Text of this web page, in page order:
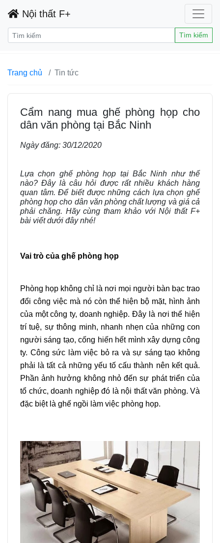
Nội thất F+
Tìm kiếm
Trang chủ Tin tức
Cẩm nang mua ghế phòng họp cho
dân văn phòng tại Bắc Ninh
Ngày đăng: 30/12/2020
Lựa chọn ghế phòng họp tại Bắc Ninh như thế
nào? Đây là câu hỏi được rất nhiều khách hàng
quan tâm. Để biết được những cách lựa chọn ghế
phòng họp cho dân văn phòng chất lượng và giá cả
phải chăng. Hãy cùng tham khảo với Nội thất F+
bài viết dưới đây nhé!
Vai trò của ghế phòng họp
Phòng họp không chỉ là nơi mọi người bàn bạc trao
đổi công việc mà nó còn thể hiện bộ mặt, hình ảnh
của một công ty, doanh nghiệp. Đây là nơi thể hiện
trí tuệ, sự thông minh, nhanh nhẹn của những con
người sáng tạo, cống hiến hết mình xây dựng công
ty. Công sức làm việc bỏ ra và sự sáng tạo không
phải là tất cả những yếu tố cấu thành nên kết quả.
Phần ảnh hưởng không nhỏ đến sự phát triển của
tổ chức, doanh nghiệp đó là nội thất văn phòng. Và
đặc biệt là ghế ngồi làm việc phòng họp.